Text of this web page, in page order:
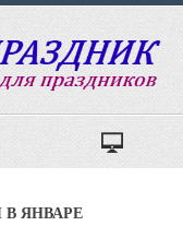
ЯНВАРЕ